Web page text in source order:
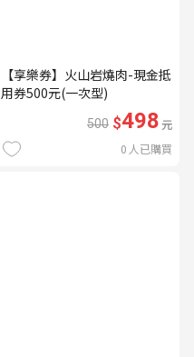
【享樂券】火山岩燒肉-現金抵
用券500元(一次型)
500 $498元
0 人已購買